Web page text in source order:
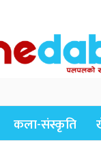
कला-संस्कृति